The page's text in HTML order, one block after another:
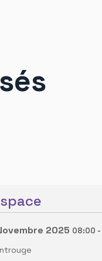
2025 08:00 -